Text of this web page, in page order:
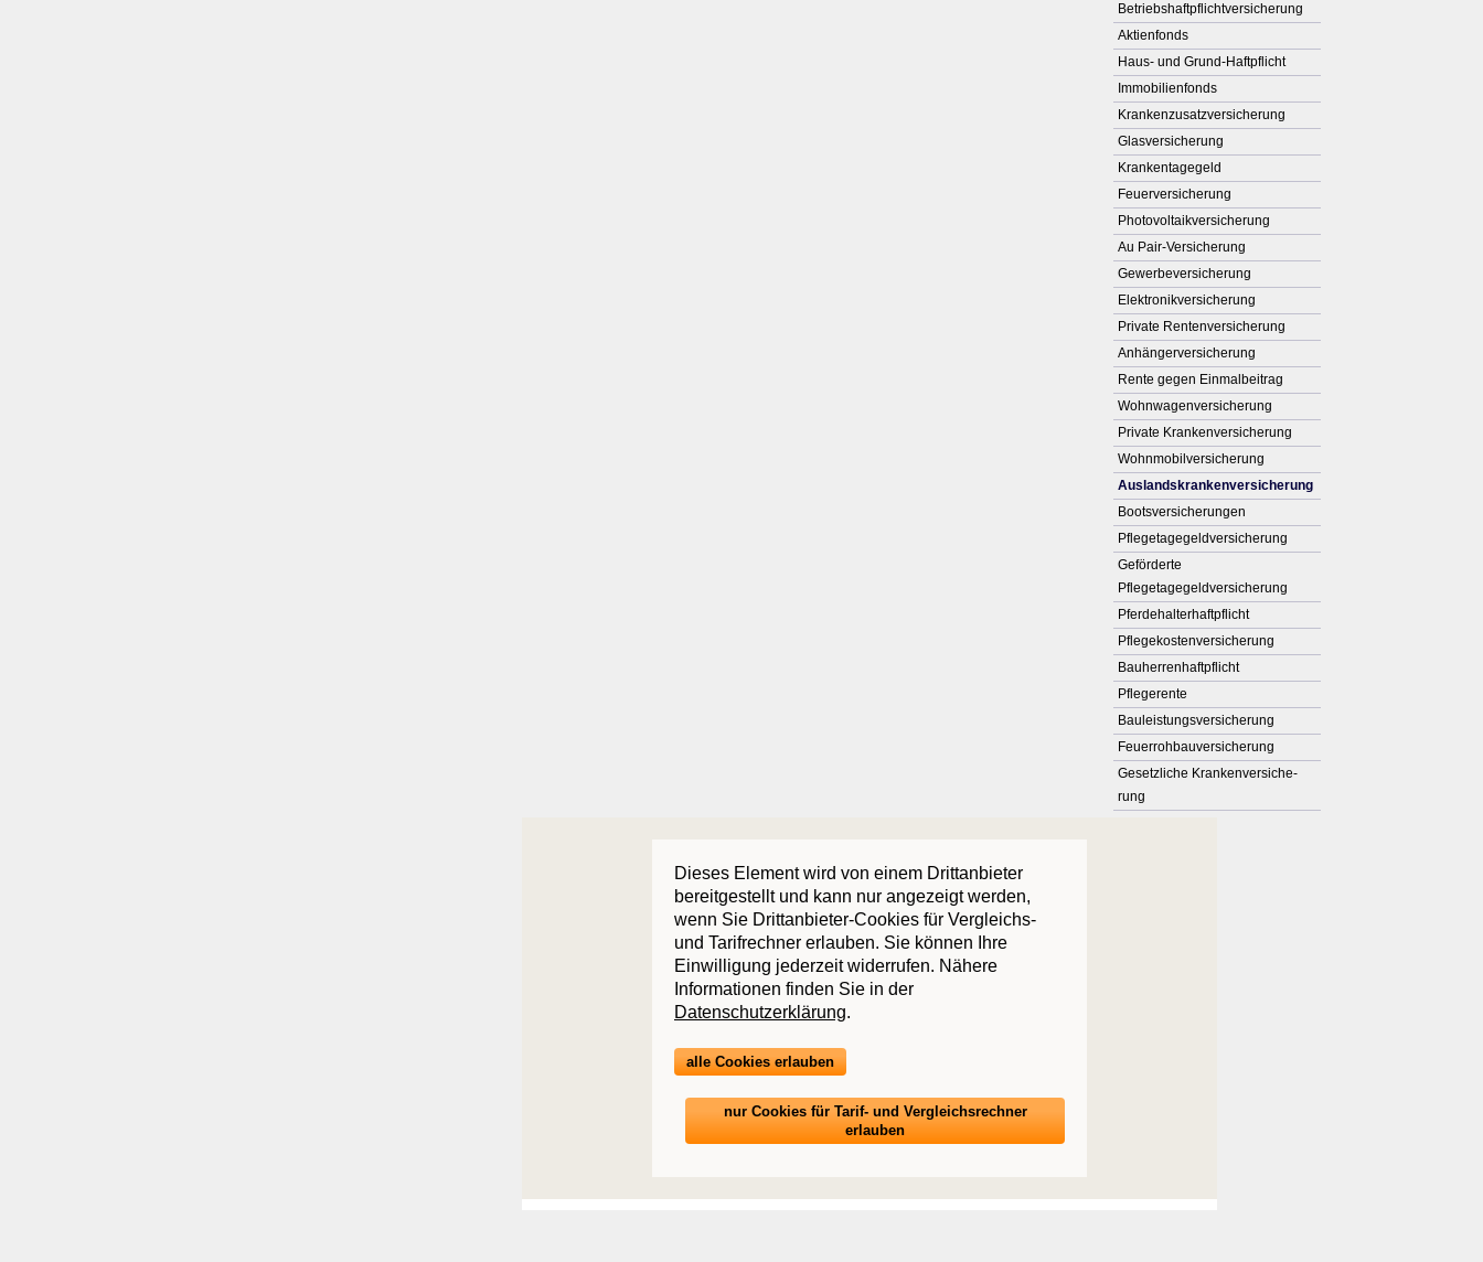
Betriebshaftpflichtversicherung
Aktienfonds
Haus- und Grund-Haft­pflicht
Immobilienfonds
Kranken­zusatz­ver­si­che­rung
Glasversicherung
Krankentagegeld
Feuerversicherung
Photo­voltaik­ver­si­che­rung
Au Pair-Versicherung
Gewerbeversicherung
Elektronikversicherung
Private Rentenversicherung
Anhängerversicherung
Rente gegen Einmalbeitrag
Wohnwagenversicherung
Private Kranken­ver­si­che­rung
Wohnmobilversicherung
Auslandskrankenversicherung
Bootsversicherungen
Pflegetagegeldversicherung
Geförderte
Pflegetagegeldversicherung
Pferdehalterhaftpflicht
Pflegekostenversicherung
Bau­herren­haft­pflicht
Pfle­ge­ren­te
Bauleistungsversicherung
Feuerrohbauversicherung
Gesetzliche Kranken­ver­si­che­
rung
Dieses Element wird von einem Drittanbieter
bereitgestellt und kann nur angezeigt werden,
wenn Sie Drittanbieter-Cookies für Vergleichs-
und Tarifrechner erlauben. Sie können Ihre
Einwilligung jederzeit widerrufen. Nähere
Informationen finden Sie in der
Datenschutzerklärung.
alle Cookies erlauben
nur Cookies für Tarif- und Vergleichsrechner
erlauben